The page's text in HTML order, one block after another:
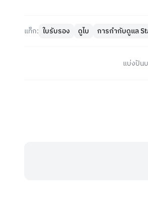
แท็ก: ใบรับรอง ดูไบ การกำกับดูแล
แบ่งปัน